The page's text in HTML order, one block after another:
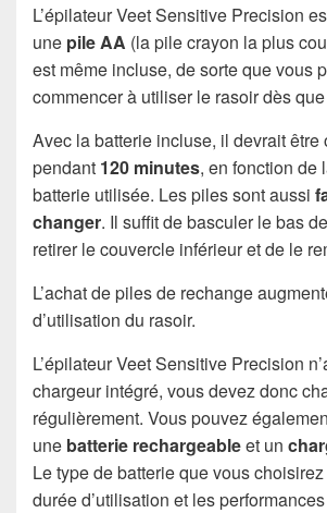
L’épilateur Veet Sensitive Precision
une pile AA (la pile crayon la plus
est même incluse, de sorte que vous
commencer à utiliser le rasoir dès que
Avec la batterie incluse, il devrait être
pendant 120 minutes, en fonction de
batterie utilisée. Les piles sont aussi
changer. Il suffit de basculer le bas
retirer le couvercle inférieur et de le
L’achat de piles de rechange
d’utilisation du rasoir.
L’épilateur Veet Sensitive Precision
chargeur intégré, vous devez donc
régulièrement. Vous pouvez
une batterie rechargeableet un
Le type de batterie que vous
durée d’utilisation et les